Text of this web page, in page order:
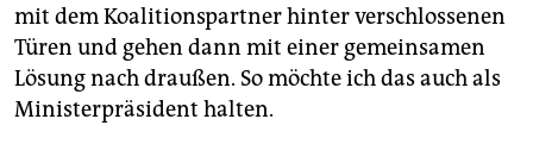
mit dem Koalitionspartner hinter verschlossenen
Türen und gehen dann mit einer gemeinsamen
Lösung nach draußen. So möchte ich das auch als
Ministerpräsident halten.